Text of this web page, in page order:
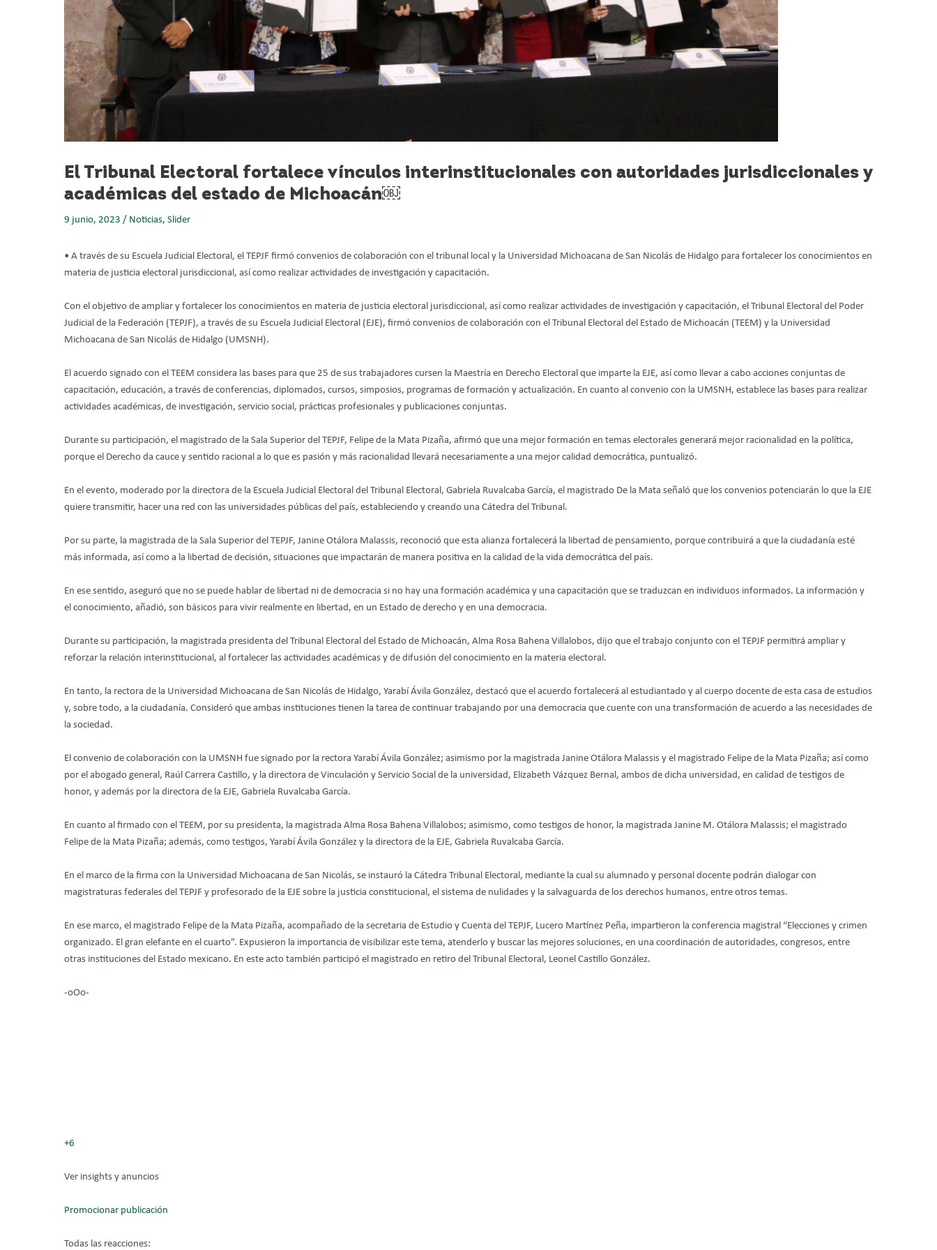
El Tribunal Electoral fortalece vínculos interinstitucionales con autoridades jurisdiccionales y
académicas del estado de Michoacán￼
9 junio, 2023 / Noticias, Slider
• A través de su Escuela Judicial Electoral, el TEPJF firmó convenios de colaboración con el tribunal local y la Universidad Michoacana de San Nicolás de Hidalgo para fortalecer los conocimientos en
materia de justicia electoral jurisdiccional, así como realizar actividades de investigación y capacitación.
Con el objetivo de ampliar y fortalecer los conocimientos en materia de justicia electoral jurisdiccional, así como realizar actividades de investigación y capacitación, el Tribunal Electoral del Poder
Judicial de la Federación (TEPJF), a través de su Escuela Judicial Electoral (EJE), firmó convenios de colaboración con el Tribunal Electoral del Estado de Michoacán (TEEM) y la Universidad
Michoacana de San Nicolás de Hidalgo (UMSNH).
El acuerdo signado con el TEEM considera las bases para que 25 de sus trabajadores cursen la Maestría en Derecho Electoral que imparte la EJE, así como llevar a cabo acciones conjuntas de
capacitación, educación, a través de conferencias, diplomados, cursos, simposios, programas de formación y actualización. En cuanto al convenio con la UMSNH, establece las bases para realizar
actividades académicas, de investigación, servicio social, prácticas profesionales y publicaciones conjuntas.
Durante su participación, el magistrado de la Sala Superior del TEPJF, Felipe de la Mata Pizaña, afirmó que una mejor formación en temas electorales generará mejor racionalidad en la política,
porque el Derecho da cauce y sentido racional a lo que es pasión y más racionalidad llevará necesariamente a una mejor calidad democrática, puntualizó.
En el evento, moderado por la directora de la Escuela Judicial Electoral del Tribunal Electoral, Gabriela Ruvalcaba García, el magistrado De la Mata señaló que los convenios potenciarán lo que la EJE
quiere transmitir, hacer una red con las universidades públicas del país, estableciendo y creando una Cátedra del Tribunal.
Por su parte, la magistrada de la Sala Superior del TEPJF, Janine Otálora Malassis, reconoció que esta alianza fortalecerá la libertad de pensamiento, porque contribuirá a que la ciudadanía esté
más informada, así como a la libertad de decisión, situaciones que impactarán de manera positiva en la calidad de la vida democrática del país.
En ese sentido, aseguró que no se puede hablar de libertad ni de democracia si no hay una formación académica y una capacitación que se traduzcan en individuos informados. La información y
el conocimiento, añadió, son básicos para vivir realmente en libertad, en un Estado de derecho y en una democracia.
Durante su participación, la magistrada presidenta del Tribunal Electoral del Estado de Michoacán, Alma Rosa Bahena Villalobos, dijo que el trabajo conjunto con el TEPJF permitirá ampliar y
reforzar la relación interinstitucional, al fortalecer las actividades académicas y de difusión del conocimiento en la materia electoral.
En tanto, la rectora de la Universidad Michoacana de San Nicolás de Hidalgo, Yarabí Ávila González, destacó que el acuerdo fortalecerá al estudiantado y al cuerpo docente de esta casa de estudios
y, sobre todo, a la ciudadanía. Consideró que ambas instituciones tienen la tarea de continuar trabajando por una democracia que cuente con una transformación de acuerdo a las necesidades de
la sociedad.
El convenio de colaboración con la UMSNH fue signado por la rectora Yarabí Ávila González; asimismo por la magistrada Janine Otálora Malassis y el magistrado Felipe de la Mata Pizaña; así como
por el abogado general, Raúl Carrera Castillo, y la directora de Vinculación y Servicio Social de la universidad, Elizabeth Vázquez Bernal, ambos de dicha universidad, en calidad de testigos de
honor, y además por la directora de la EJE, Gabriela Ruvalcaba García.
En cuanto al firmado con el TEEM, por su presidenta, la magistrada Alma Rosa Bahena Villalobos; asimismo, como testigos de honor, la magistrada Janine M. Otálora Malassis; el magistrado
Felipe de la Mata Pizaña; además, como testigos, Yarabí Ávila González y la directora de la EJE, Gabriela Ruvalcaba García.
En el marco de la firma con la Universidad Michoacana de San Nicolás, se instauró la Cátedra Tribunal Electoral, mediante la cual su alumnado y personal docente podrán dialogar con
magistraturas federales del TEPJF y profesorado de la EJE sobre la justicia constitucional, el sistema de nulidades y la salvaguarda de los derechos humanos, entre otros temas.
En ese marco, el magistrado Felipe de la Mata Pizaña, acompañado de la secretaria de Estudio y Cuenta del TEPJF, Lucero Martínez Peña, impartieron la conferencia magistral “Elecciones y crimen
organizado. El gran elefante en el cuarto”. Expusieron la importancia de visibilizar este tema, atenderlo y buscar las mejores soluciones, en una coordinación de autoridades, congresos, entre
otras instituciones del Estado mexicano. En este acto también participó el magistrado en retiro del Tribunal Electoral, Leonel Castillo González.
-oOo-
+6
Ver insights y anuncios
Promocionar publicación
Todas las reacciones: